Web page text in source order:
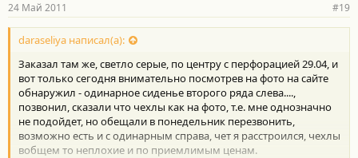
24 Май 2011 #19
daraseliya написал(а):
Заказал там же, светло серые, по центру с перфорацией 29.04, и
вот только сегодня внимательно посмотрев на фото на сайте
обнаружил - одинарное сиденье второго ряда слева....,
позвонил, сказали что чехлы как на фото, т.е. мне однозначно
не подойдет, но обещали в понедельник перезвонить,
возможно есть и с одинарным справа, чет я расстроился, чехлы
вобщем то неплохие и по приемлимым ценам.